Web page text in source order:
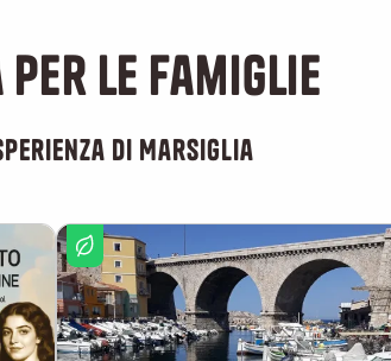
le famiglie
di Marsiglia